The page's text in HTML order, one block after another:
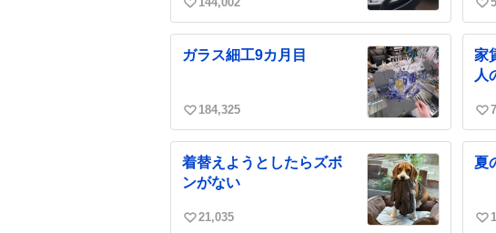
い
ね
数
い
ね
数
ガラス細工9カ月目
い
ね
数
184,325
家
人
い
ね
数
着替えようとしたらズボ
ンがない
い
21,035
夏
い